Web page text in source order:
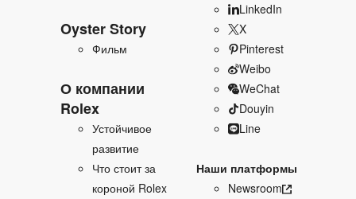
Oyster Story
Фильм
О компании
Rolex
Устойчивое
развитие
Что стоит за
короной Rolex
LinkedIn
X
Pinterest
Weibo
WeChat
Douyin
Line
Наши платформы
Newsroom